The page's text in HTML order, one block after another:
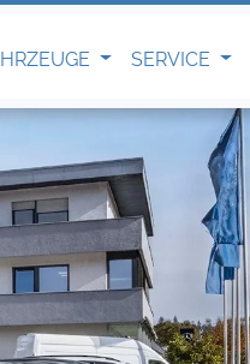
SERVICE